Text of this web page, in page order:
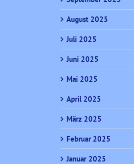
August 2025
Juli 2025
Juni 2025
Mai 2025
April 2025
März 2025
Februar 2025
Januar 2025